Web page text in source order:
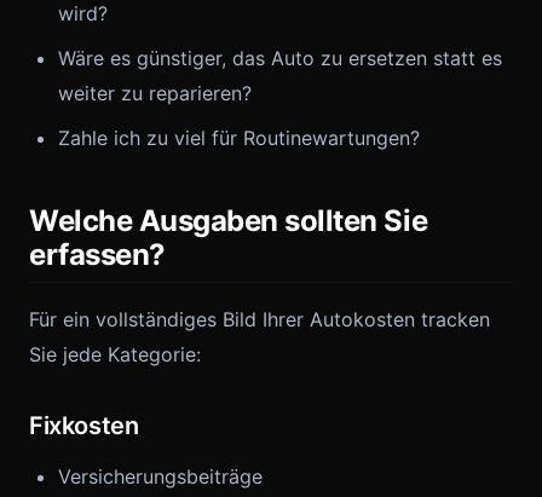
wird?
Wäre es günstiger, das Auto zu ersetzen statt es
weiter zu reparieren?
Zahle ich zu viel für Routinewartungen?
Welche Ausgaben sollten Sie
erfassen?
Für ein vollständiges Bild Ihrer Autokosten tracken
Sie jede Kategorie:
Fixkosten
Versicherungsbeiträge